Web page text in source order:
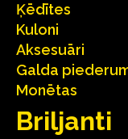
Ķēdītes
Kuloni
Aksesuāri
Galda
Monētas
Briljanti